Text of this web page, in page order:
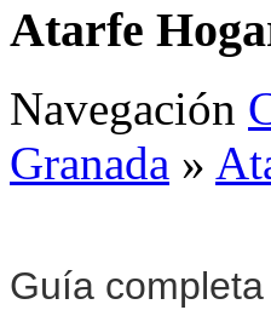
Atarfe
Navegación
Granada »
Guía